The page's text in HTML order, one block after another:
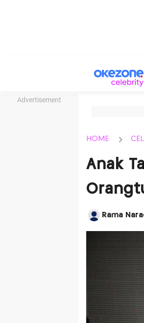
Advertisement
HOME
Anak
Rama